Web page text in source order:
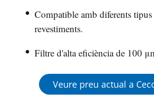
Compatible amb diferents
revestiments.
Filtre d'alta eficiència de 100
Veure preu actual a